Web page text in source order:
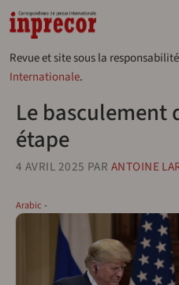
Aller au contenu principal
Revue et site sous la
Internationale.
Le basculement
étape
4 AVRIL 2025 PAR ANTOINE
Arabic